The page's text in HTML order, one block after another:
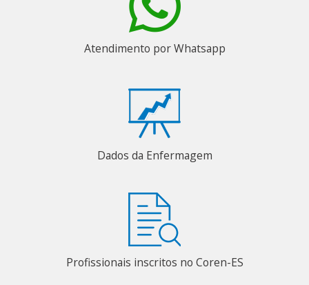
Atendimento por Whatsapp
Dados da Enfermagem
Profissionais inscritos no Coren-ES